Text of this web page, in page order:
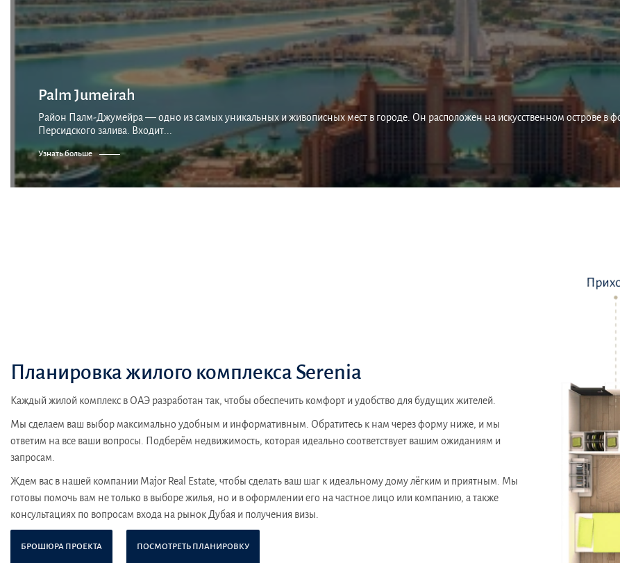
Palm Jumeirah
Район Палм-Джумейра — одно из самых уникальных и живописных мест в городе. Он расположен на искусственном острове в
Персидского залива. Входит...
Узнать больше
Планировка жилого комплекса Serenia
Каждый жилой комплекс в ОАЭ разработан так, чтобы обеспечить комфорт и удобство для будущих жителей.
Мы сделаем ваш выбор максимально удобным и информативным. Обратитесь к нам через форму ниже, и мы
ответим на все ваши вопросы. Подберём недвижимость, которая идеально соответствует вашим ожиданиям и
запросам.
Ждем вас в нашей компании Major Real Estate, чтобы сделать ваш шаг к идеальному дому лёгким и приятным. Мы
готовы помочь вам не только в выборе жилья, но и в оформлении его на частное лицо или компанию, а также
консультациях по вопросам входа на рынок Дубая и получения визы.
БРОШЮРА ПРОЕКТА ПОСМОТРЕТЬ ПЛАНИРОВКУ